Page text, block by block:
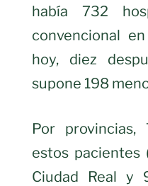
había 732
convencional
hoy, diez
supone 198
Por
estos pacientes
Ciudad Real y